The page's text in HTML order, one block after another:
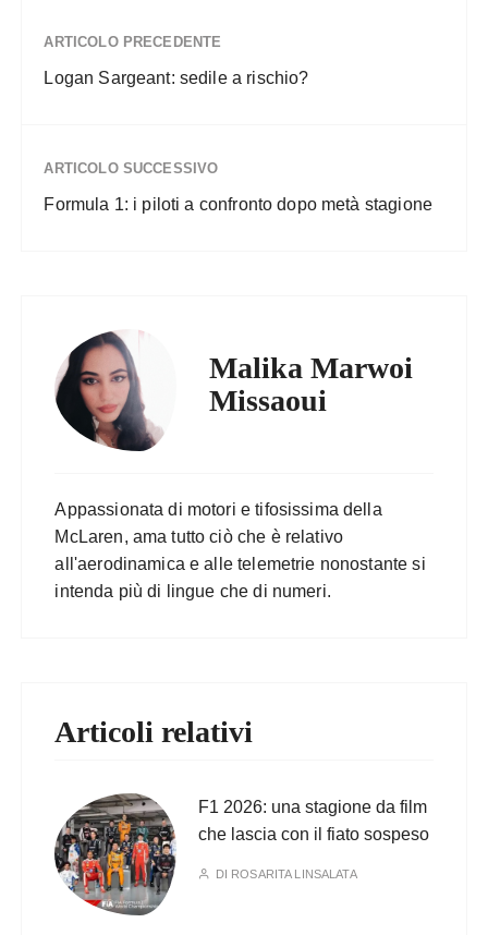
ARTICOLO PRECEDENTE
Logan Sargeant: sedile a rischio?
ARTICOLO SUCCESSIVO
Formula 1: i piloti a confronto dopo metà stagione
Malika Marwoi
Missaoui
Appassionata di motori e tifosissima della
McLaren, ama tutto ciò che è relativo
all'aerodinamica e alle telemetrie nonostante si
intenda più di lingue che di numeri.
Articoli relativi
F1 2026: una stagione da film
che lascia con il fiato sospeso
DI ROSARITA LINSALATA